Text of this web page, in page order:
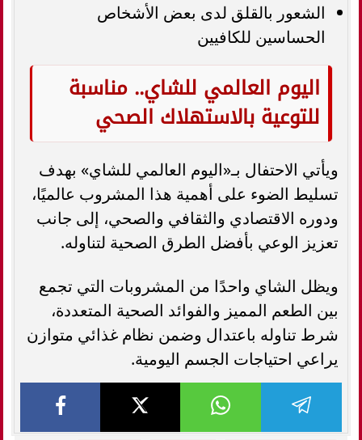
الشعور بالقلق لدى بعض الأشخاص
الحساسين للكافيين
اليوم العالمي للشاي.. مناسبة
للتوعية بالاستهلاك الصحي
ويأتي الاحتفال بـ«اليوم العالمي للشاي» بهدف
تسليط الضوء على أهمية هذا المشروب عالميًا،
ودوره الاقتصادي والثقافي والصحي، إلى جانب
تعزيز الوعي بأفضل الطرق الصحية لتناوله.
ويظل الشاي واحدًا من المشروبات التي تجمع
بين الطعم المميز والفوائد الصحية المتعددة،
شرط تناوله باعتدال وضمن نظام غذائي متوازن
يراعي احتياجات الجسم اليومية.